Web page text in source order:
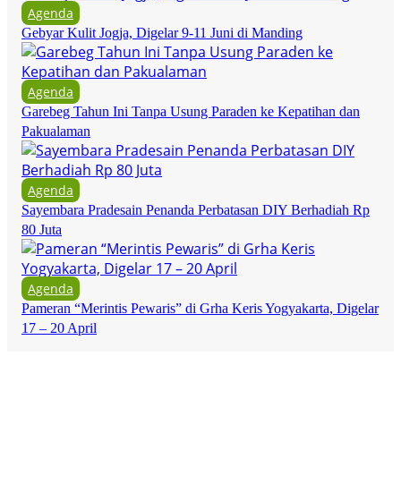
Agenda
Gebyar Kulit Jogja, Digelar 9-11 Juni di Manding
Agenda
Garebeg Tahun Ini Tanpa Usung Paraden ke Kepatihan dan
Pakualaman
Agenda
Sayembara Pradesain Penanda Perbatasan DIY Berhadiah Rp
80 Juta
Agenda
Pameran “Merintis Pewaris” di Grha Keris Yogyakarta, Digelar
17 – 20 April